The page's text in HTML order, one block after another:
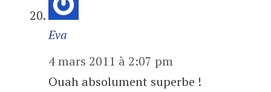
Eva
4 mars 2011 à 2:07 pm
Ouah absolument superbe !